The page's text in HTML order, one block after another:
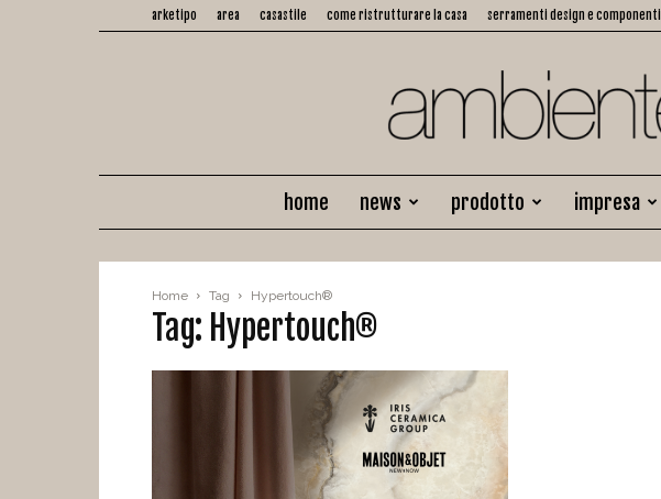
arketipo area casastile come ristrutturare la casa serramenti design e componenti
home news prodotto impresa
Home Tag Hypertouch®
Tag: Hypertouch®